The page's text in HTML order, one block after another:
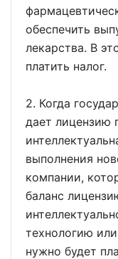
обеспечить
лекарства. В
платить налог.
2. Когда
дает лицензию
выполнения
компании,
баланс
технологию
нужно будет